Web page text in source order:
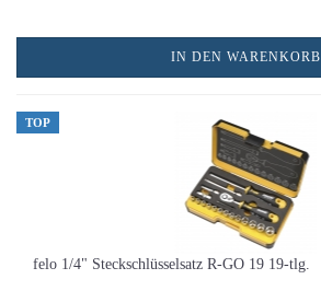
IN DEN WARENKORB
TOP
felo 1/4" Steckschlüsselsatz R-GO 19 19-tlg.